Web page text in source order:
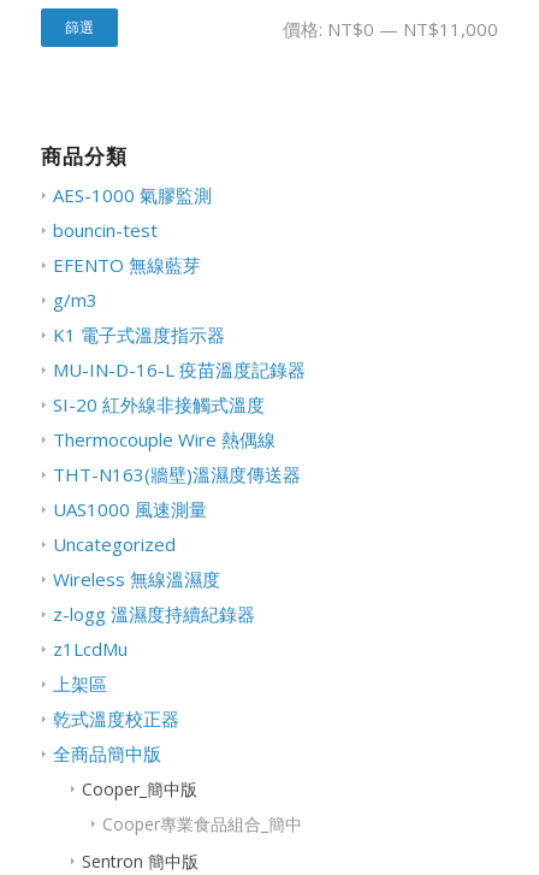
篩選 價格: NT$0 — NT$11,000
商品分類
AES-1000 氣膠監測
bouncin-test
EFENTO 無線藍芽
g/m3
K1 電子式溫度指示器
MU-IN-D-16-L 疫苗溫度記錄器
SI-20 紅外線非接觸式溫度
Thermocouple Wire 熱偶線
THT-N163(牆壁)溫濕度傳送器
UAS1000 風速測量
Uncategorized
Wireless 無線溫濕度
z-logg 溫濕度持續紀錄器
z1LcdMu
上架區
乾式溫度校正器
全商品簡中版
Cooper_簡中版
Cooper專業食品組合_簡中
Sentron 簡中版